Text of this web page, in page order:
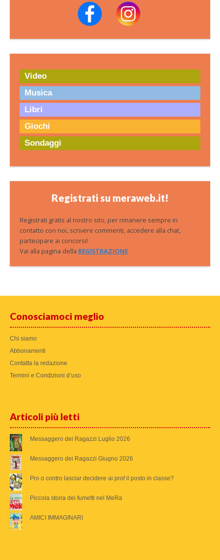
Video
Musica
Libri
Giochi
Sondaggi
Registrati su meraweb.it!
Registrati gratis al nostro sito, per rimanere sempre in
contatto con noi, scrivere commenti, accedere alla chat,
partecipare ai concorsi!
Vai alla pagina della REGISTRAZIONE
Conosciamoci meglio
Chi siamo
Abbonamenti
Contatta la redazione
Termini e Condizioni d’uso
Articoli più letti
Messaggero dei Ragazzi Luglio 2026
Messaggero dei Ragazzi Giugno 2026
Pro o contro lasciar decidere ai prof il posto in classe?
Piccola storia dei fumetti nel MeRa
AMICI IMMAGINARI